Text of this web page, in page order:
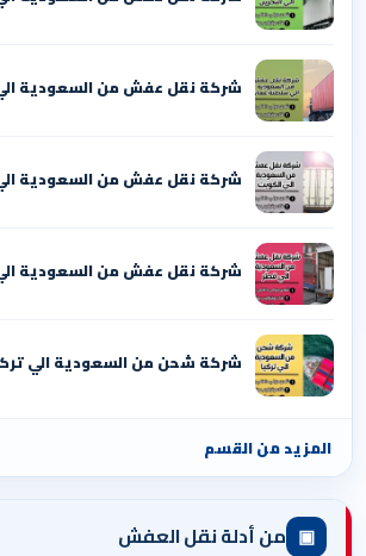
شركة نقل عفش من السعودية
شركة نقل عفش من السعودية
شركة نقل عفش من السعودية
شركة شحن من السعودية الي
المزيد من القسم
▣ من أدلة نقل العفش